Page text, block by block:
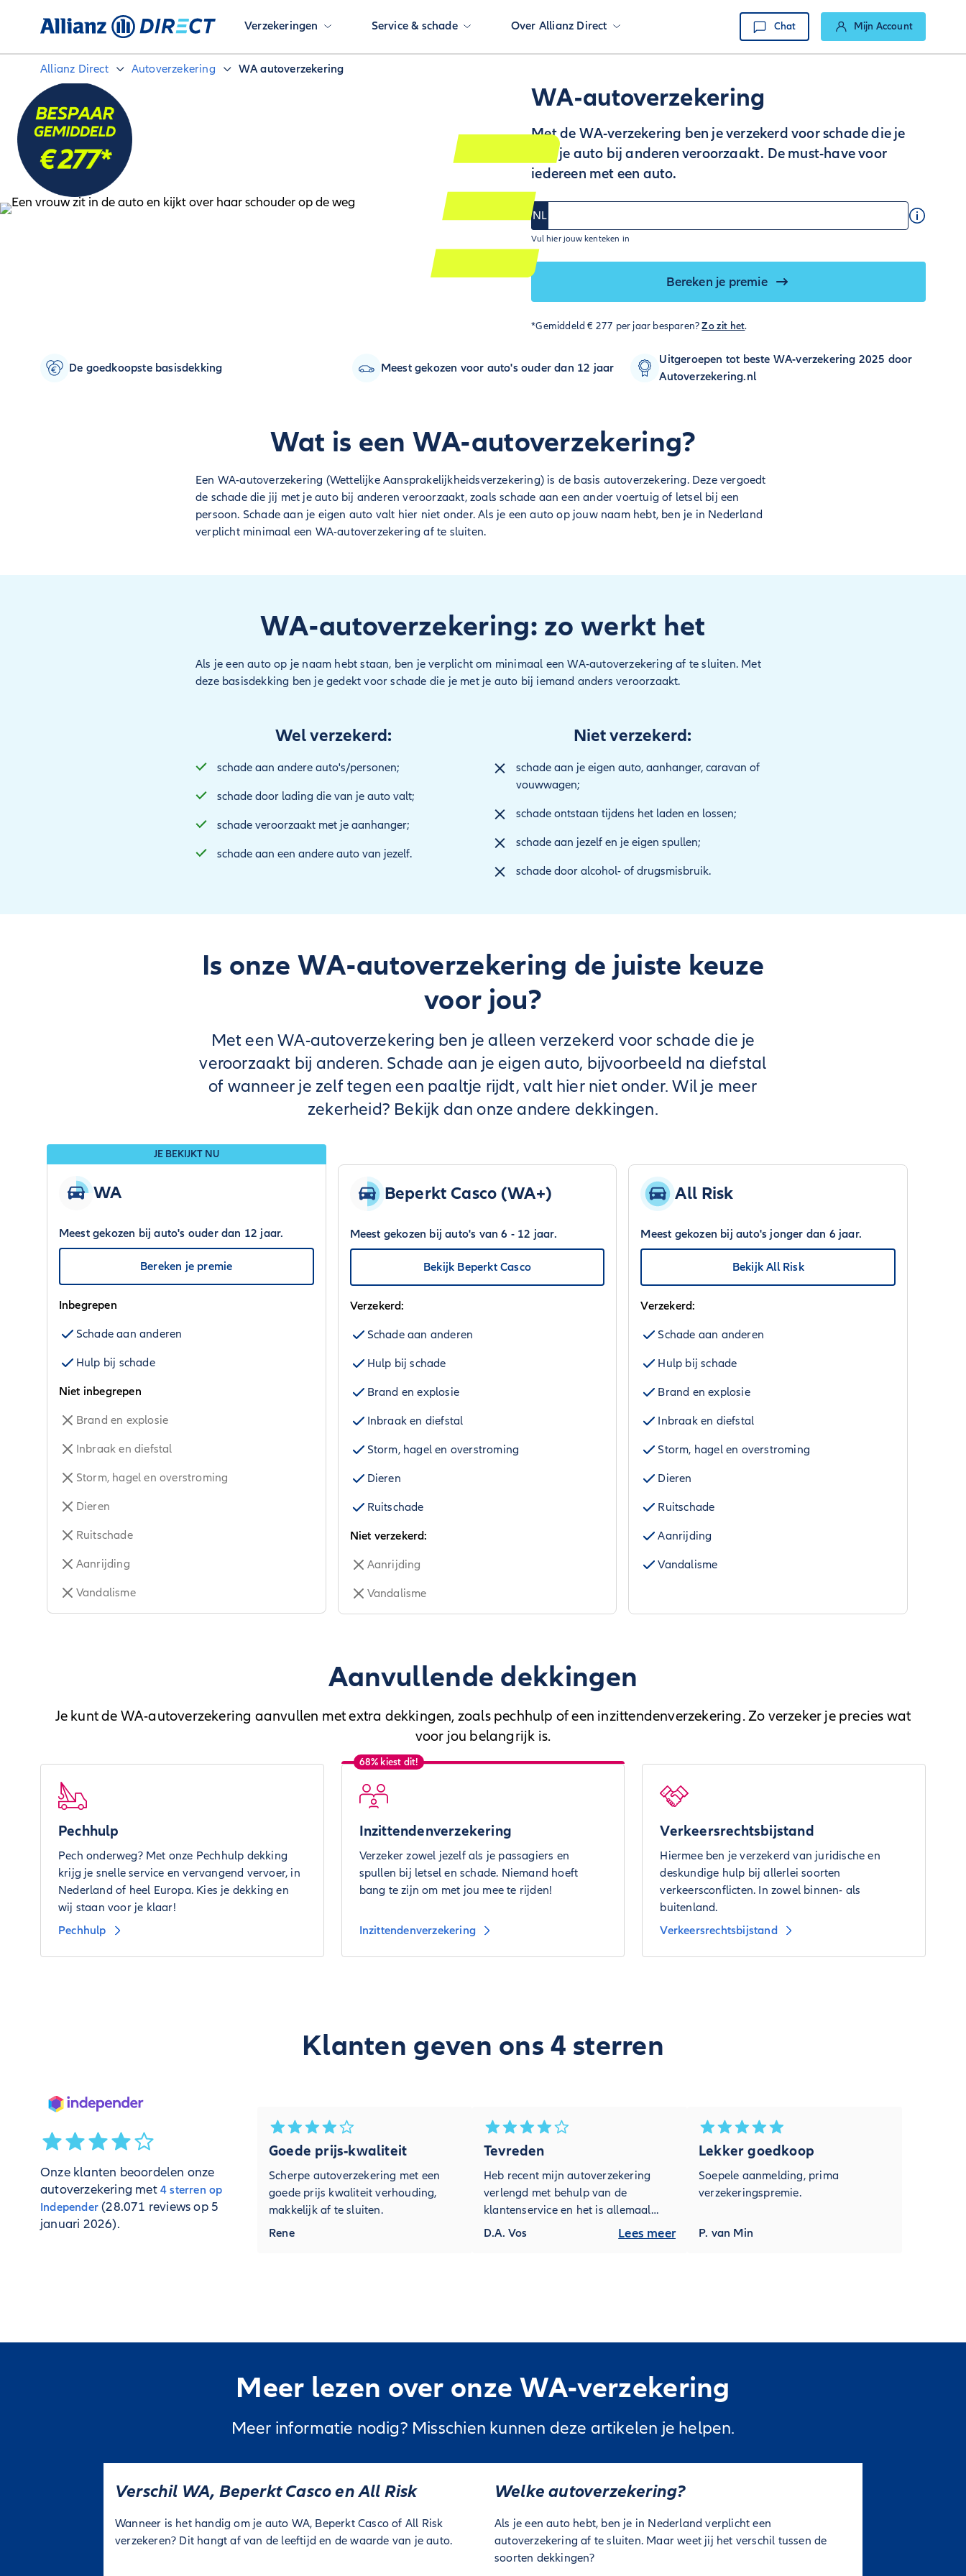
Verzekeringen Service & schade Over Allianz Direct Chat Mijn Account
Allianz Direct Autoverzekering WA autoverzekering
WA-autoverzekering
Met de WA-verzekering ben je verzekerd voor schade die je
met je auto bij anderen veroorzaakt. De must-have voor
iedereen met een auto.
NL
Vul hier jouw kenteken in
Bereken je premie
*Gemiddeld € 277 per jaar besparen?Zo zit het.
De goedkoopste basisdekking Meest gekozen voor auto's ouder dan 12 jaar
Uitgeroepen tot beste WA-verzekering 2025 door
Autoverzekering.nl
Wat is een WA-autoverzekering?
Een WA-autoverzekering (Wettelijke Aansprakelijkheidsverzekering) is de basis autoverzekering. Deze vergoedt
de schade die jij met je auto bij anderen veroorzaakt, zoals schade aan een ander voertuig of letsel bij een
persoon. Schade aan je eigen auto valt hier niet onder. Als je een auto op jouw naam hebt, ben je in Nederland
verplicht minimaal een WA-autoverzekering af te sluiten.
WA-autoverzekering: zo werkt het
Als je een auto op je naam hebt staan, ben je verplicht om minimaal een WA-autoverzekering af te sluiten. Met
deze basisdekking ben je gedekt voor schade die je met je auto bij iemand anders veroorzaakt.
Wel verzekerd:
schade aan andere auto's/personen;
schade door lading die van je auto valt;
schade veroorzaakt met je aanhanger;
schade aan een andere auto van jezelf.
Niet verzekerd:
schade aan je eigen auto, aanhanger, caravan of
vouwwagen;
schade ontstaan tijdens het laden en lossen;
schade aan jezelf en je eigen spullen;
schade door alcohol- of drugsmisbruik.
Is onze WA-autoverzekering de juiste keuze
voor jou?
Met een WA-autoverzekering ben je alleen verzekerd voor schade die je
veroorzaakt bij anderen. Schade aan je eigen auto, bijvoorbeeld na diefstal
of wanneer je zelf tegen een paaltje rijdt, valt hier niet onder. Wil je meer
zekerheid? Bekijk dan onze andere dekkingen.
JE BEKIJKT NU
WA
Meest gekozen bij auto's ouder dan 12 jaar.
Bereken je premie
Inbegrepen
Schade aan anderen
Hulp bij schade
Niet inbegrepen
Brand en explosie
Inbraak en diefstal
Storm, hagel en overstroming
Dieren
Ruitschade
Aanrijding
Vandalisme
Beperkt Casco (WA+)
Meest gekozen bij auto's van 6 - 12 jaar.
Bekijk Beperkt Casco
Verzekerd:
Schade aan anderen
Hulp bij schade
Brand en explosie
Inbraak en diefstal
Storm, hagel en overstroming
Dieren
Ruitschade
Niet verzekerd:
Aanrijding
Vandalisme
All Risk
Meest gekozen bij auto's jonger dan 6 jaar.
Bekijk All Risk
Verzekerd:
Schade aan anderen
Hulp bij schade
Brand en explosie
Inbraak en diefstal
Storm, hagel en overstroming
Dieren
Ruitschade
Aanrijding
Vandalisme
Aanvullende dekkingen
Je kunt de WA-autoverzekering aanvullen met extra dekkingen, zoals pechhulp of een inzittendenverzekering. Zo verzeker je precies wat
voor jou belangrijk is.
Pechhulp
Pech onderweg? Met onze Pechhulp dekking
krijg je snelle service en vervangend vervoer, in
Nederland of heel Europa. Kies je dekking en
wij staan voor je klaar!
Pechhulp
68% kiest dit!
Inzittendenverzekering
Verzeker zowel jezelf als je passagiers en
spullen bij letsel en schade. Niemand hoeft
bang te zijn om met jou mee te rijden!
Inzittendenverzekering
Verkeersrechtsbijstand
Hiermee ben je verzekerd van juridische en
deskundige hulp bij allerlei soorten
verkeersconflicten. In zowel binnen- als
buitenland.
Verkeersrechtsbijstand
Klanten geven ons 4 sterren
Onze klanten beoordelen onze
autoverzekering met 4 sterren op
Independer (28.071 reviews op 5
januari 2026).
Goede prijs-kwaliteit
Scherpe autoverzekering met een
goede prijs kwaliteit verhouding,
makkelijk af te sluiten.
Rene
Tevreden
Heb recent mijn autoverzekering
verlengd met behulp van de
klantenservice en het is allemaal
netjes en accuraat geregeld.
D.A. Vos Lees meer
Lekker goedkoop
Soepele aanmelding, prima
verzekeringspremie.
P. van Min
Meer lezen over onze WA-verzekering
Meer informatie nodig? Misschien kunnen deze artikelen je helpen.
Verschil WA, Beperkt Casco en All Risk
Wanneer is het handig om je auto WA, Beperkt Casco of All Risk
verzekeren? Dit hangt af van de leeftijd en de waarde van je auto.
Welke autoverzekering?
Als je een auto hebt, ben je in Nederland verplicht een
autoverzekering af te sluiten. Maar weet jij het verschil tussen de
soorten dekkingen?